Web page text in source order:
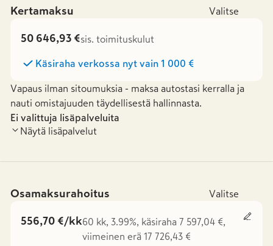
Kertamaksu Valitse
50 646,93 €sis. toimituskulut
Käsiraha verkossa nyt vain 1 000 €
Vapaus ilman sitoumuksia - maksa autostasi kerralla ja
nauti omistajuuden täydellisestä hallinnasta.
Ei valittuja lisäpalveluita
Näytä lisäpalvelut
Osamaksurahoitus Valitse
556,70 €/kk60 kk, 3.99%, käsiraha 7 597,04 €,
viimeinen erä 17 726,43 €